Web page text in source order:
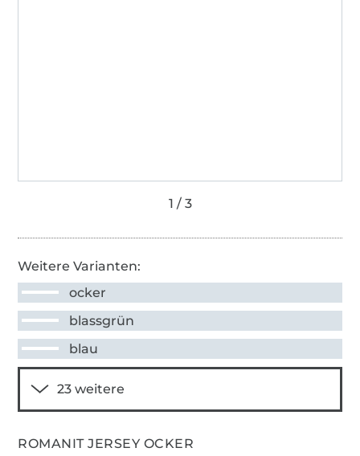
Weitere Varianten:
ocker
blassgrün
blau
ROMANIT JERSEY OCKER